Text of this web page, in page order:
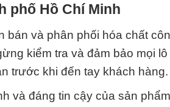
phố Hồ Chí Minh
và phân phối hóa chất
kiểm tra và đảm bảo mọi
trước khi đến tay khách hàng.
và đáng tin cậy của sản